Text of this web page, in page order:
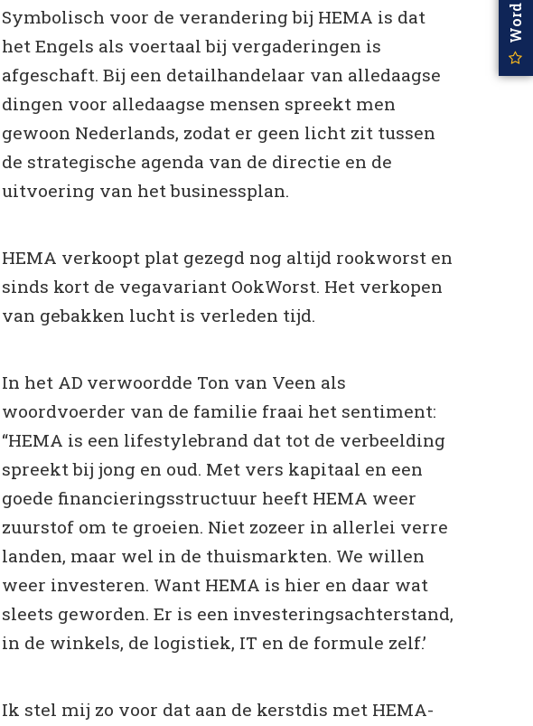
Symbolisch voor de verandering bij HEMA is dat
het Engels als voertaal bij vergaderingen is
afgeschaft. Bij een detailhandelaar van alledaagse
dingen voor alledaagse mensen spreekt men
gewoon Nederlands, zodat er geen licht zit tussen
de strategische agenda van de directie en de
uitvoering van het businessplan.
HEMA verkoopt plat gezegd nog altijd rookworst en
sinds kort de vegavariant OokWorst. Het verkopen
van gebakken lucht is verleden tijd.
In het AD verwoordde Ton van Veen als
woordvoerder van de familie fraai het sentiment:
“HEMA is een lifestylebrand dat tot de verbeelding
spreekt bij jong en oud. Met vers kapitaal en een
goede financieringsstructuur heeft HEMA weer
zuurstof om te groeien. Niet zozeer in allerlei verre
landen, maar wel in de thuismarkten. We willen
weer investeren. Want HEMA is hier en daar wat
sleets geworden. Er is een investeringsachterstand,
in de winkels, de logistiek, IT en de formule zelf.’
Ik stel mij zo voor dat aan de kerstdis met HEMA-